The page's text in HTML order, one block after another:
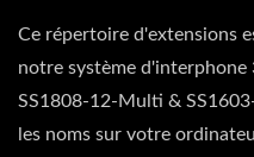
Ce répertoire d'extensions
notre système
SS1808-12-Multi &
les noms sur votre